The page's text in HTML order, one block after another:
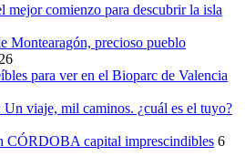
mejor comienzo para descubrir la isla
Montearagón, precioso pueblo
para ver en el Bioparc de Valencia
Un viaje, mil caminos. ¿cuál es el tuyo?
CÓRDOBA capital imprescindibles 6